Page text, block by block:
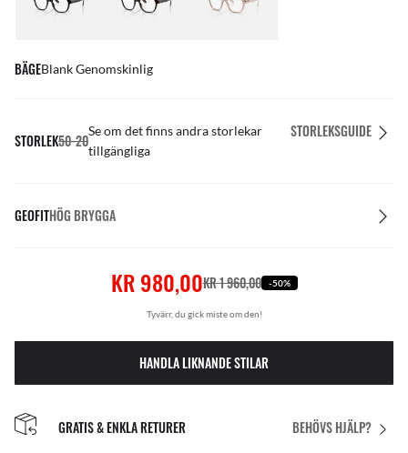
BÄGEBlank Genomskinlig
STORLEK50-20
Se om det finns andra storlekar
tillgängliga
STORLEKSGUIDE
GEOFITHÖG BRYGGA
KR 980,00KR 1 960,00 -50%
Tyvärr, du gick miste om den!
HANDLA LIKNANDE STILAR
BEHÖVS HJÄLP?
GRATIS & ENKLA RETURER